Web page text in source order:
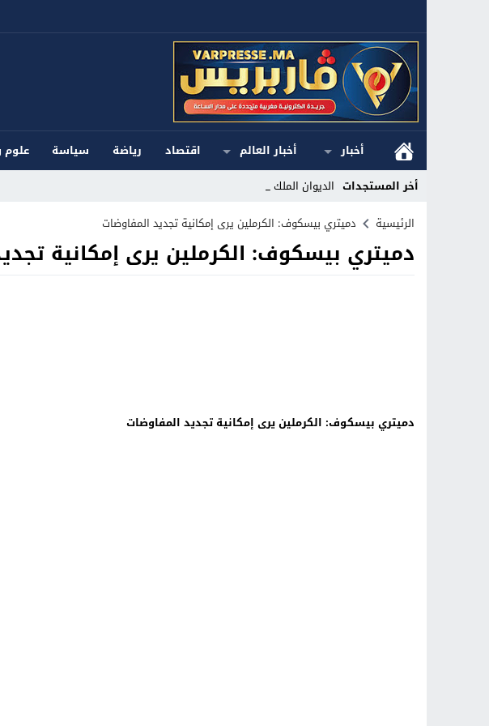
أخبار أخبار العالم اقتصاد رياضة سياسة علوم
أخر المستجدات الديوان الملكي ا_
Stop
Previous
الرئيسية دميتري بيسكوف: الكرملين يرى إمكانية تجديد المفاوضات
دميتري بيسكوف: الكرملين يرى إمكانية
دميتري بيسكوف: الكرملين يرى إمكانية تجديد المفاوضات